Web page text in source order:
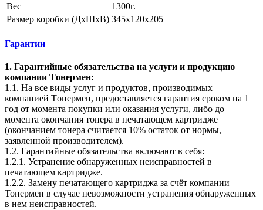
Вес
1300г.
Размер коробки (ДхШхВ) 345х120х205
Гарантии
1. Гарантийные обязательства на услуги и продукцию
компании Tонермен:
1.1. На все виды услуг и продуктов, производимых
компанией Tонермен, предоставляется гарантия сроком на 1
год от момента покупки или оказания услуги, либо до
момента окончания тонера в печатающем картридже
(окончанием тонера считается 10% остаток от нормы,
заявленной производителем).
1.2. Гарантийные обязательства включают в себя:
1.2.1. Устранение обнаруженных неисправностей в
печатающем картридже.
1.2.2. Замену печатающего картриджа за счёт компании
Тонермен в случае невозможности устранения обнаруженных
в нем неисправностей.